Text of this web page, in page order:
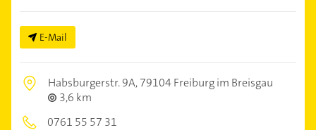
E-Mail
Habsburgerstr. 9A,79104 Freiburg im Breisgau
3,6 km
0761 55 57 31